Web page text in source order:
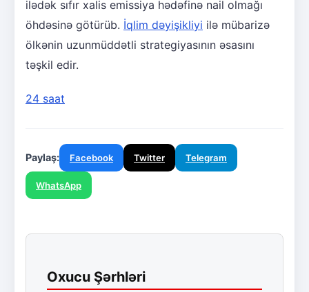
ilədək sıfır xalis emissiya hədəfinə nail olmağı
öhdəsinə götürüb. İqlim dəyişikliyi ilə mübarizə
ölkənin uzunmüddətli strategiyasının əsasını
təşkil edir.
24 saat
Paylaş: Facebook Twitter Telegram
WhatsApp
Oxucu Şərhləri